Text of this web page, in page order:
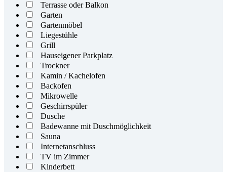
Terrasse oder Balkon
Garten
Gartenmöbel
Liegestühle
Grill
Hauseigener Parkplatz
Trockner
Kamin / Kachelofen
Backofen
Mikrowelle
Geschirrspüler
Dusche
Badewanne mit Duschmöglichkeit
Sauna
Internetanschluss
TV im Zimmer
Kinderbett